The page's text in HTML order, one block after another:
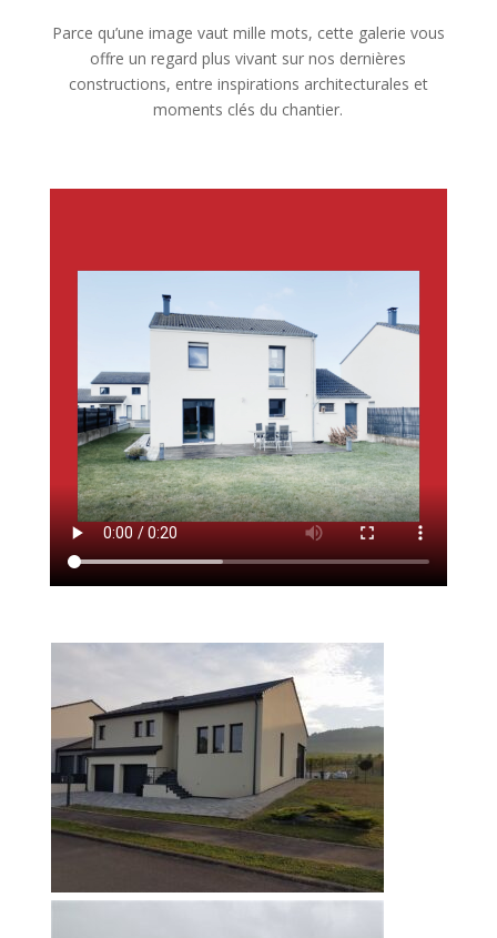
Parce qu’une image vaut mille mots, cette galerie vous
offre un regard plus vivant sur nos dernières
constructions, entre inspirations architecturales et
moments clés du chantier.